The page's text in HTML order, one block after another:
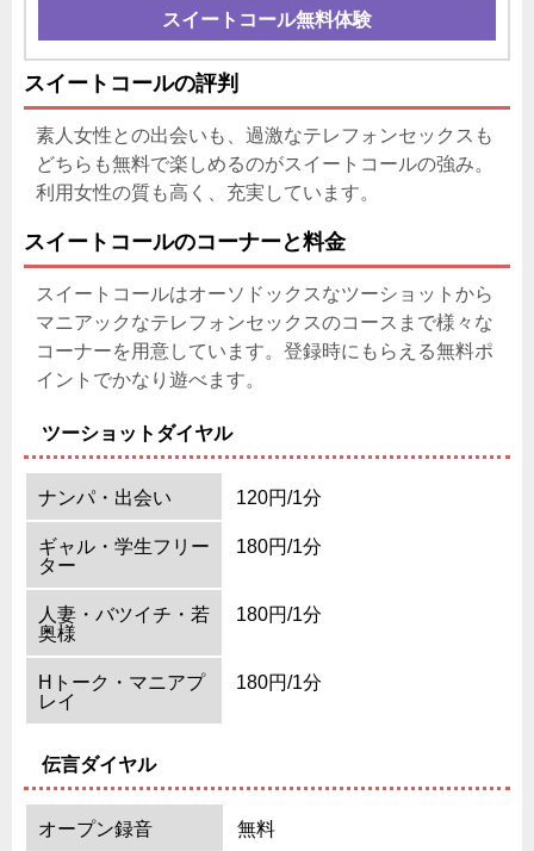
スイートコール無料体験
スイートコールの評判
素人女性との出会いも、過激なテレフォンセックスも
どちらも無料で楽しめるのがスイートコールの強み。
利用女性の質も高く、充実しています。
スイートコールのコーナーと料金
スイートコールはオーソドックスなツーショットから
マニアックなテレフォンセックスのコースまで様々な
コーナーを用意しています。登録時にもらえる無料ポ
イントでかなり遊べます。
ツーショットダイヤル
ナンパ・出会い 120円/1分
ギャル・学生フリー
ター
180円/1分
人妻・バツイチ・若
奥様
180円/1分
Hトーク・マニアプ
レイ
180円/1分
伝言ダイヤル
オープン録音 無料